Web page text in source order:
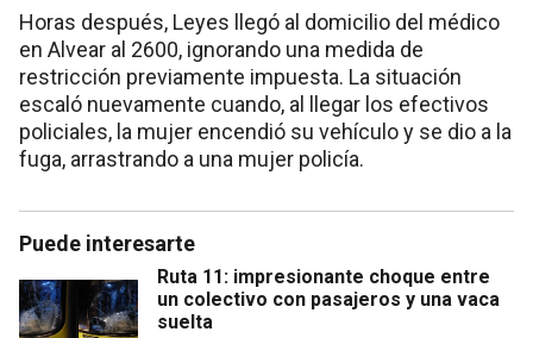
Horas después, Leyes llegó al domicilio del médico
en Alvear al 2600, ignorando una medida de
restricción previamente impuesta. La situación
escaló nuevamente cuando, al llegar los efectivos
policiales, la mujer encendió su vehículo y se dio a la
fuga, arrastrando a una mujer policía.
Puede interesarte
Ruta 11: impresionante choque entre
un colectivo con pasajeros y una vaca
suelta